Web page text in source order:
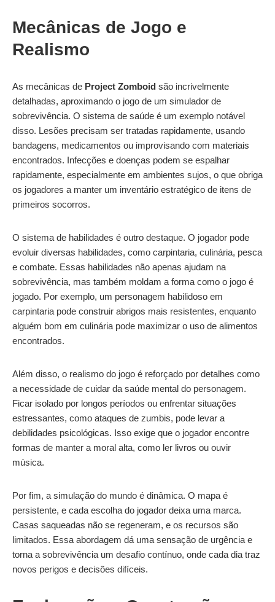
Mecânicas de Jogo e
Realismo
As mecânicas de Project Zomboid são incrivelmente
detalhadas, aproximando o jogo de um simulador de
sobrevivência. O sistema de saúde é um exemplo notável
disso. Lesões precisam ser tratadas rapidamente, usando
bandagens, medicamentos ou improvisando com materiais
encontrados. Infecções e doenças podem se espalhar
rapidamente, especialmente em ambientes sujos, o que obriga
os jogadores a manter um inventário estratégico de itens de
primeiros socorros.
O sistema de habilidades é outro destaque. O jogador pode
evoluir diversas habilidades, como carpintaria, culinária, pesca
e combate. Essas habilidades não apenas ajudam na
sobrevivência, mas também moldam a forma como o jogo é
jogado. Por exemplo, um personagem habilidoso em
carpintaria pode construir abrigos mais resistentes, enquanto
alguém bom em culinária pode maximizar o uso de alimentos
encontrados.
Além disso, o realismo do jogo é reforçado por detalhes como
a necessidade de cuidar da saúde mental do personagem.
Ficar isolado por longos períodos ou enfrentar situações
estressantes, como ataques de zumbis, pode levar a
debilidades psicológicas. Isso exige que o jogador encontre
formas de manter a moral alta, como ler livros ou ouvir
música.
Por fim, a simulação do mundo é dinâmica. O mapa é
persistente, e cada escolha do jogador deixa uma marca.
Casas saqueadas não se regeneram, e os recursos são
limitados. Essa abordagem dá uma sensação de urgência e
torna a sobrevivência um desafio contínuo, onde cada dia traz
novos perigos e decisões difíceis.